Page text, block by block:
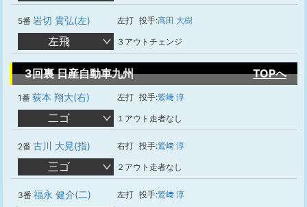
5番 岩切 貴弘(左) 左打 投手:髙田 大樹
左飛 ３アウトチェンジ
3回裏 日産自動車九州 TOPへ
1番 荻本 翔大(右) 左打 投手:鷲﨑 淳
二ゴ １アウト走者なし
2番 古川 大晃(指) 右打 投手:鷲﨑 淳
三ゴ ２アウト走者なし
3番 福永 健介(二) 左打 投手:鷲﨑 淳